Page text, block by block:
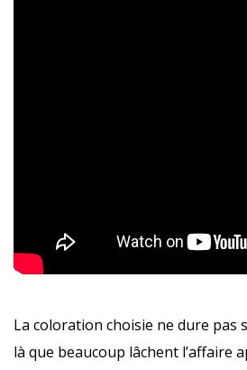
La coloration choisie ne dure pas
là que beaucoup lâchent l’affaire